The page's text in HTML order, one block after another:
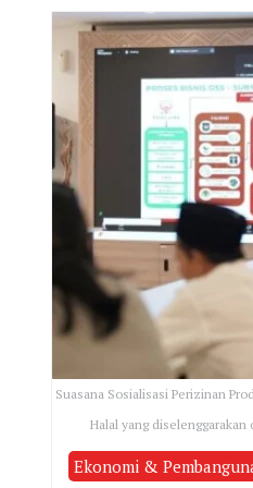
Suasana Sosialisasi Perizinan
Halal yang
Ekonomi &